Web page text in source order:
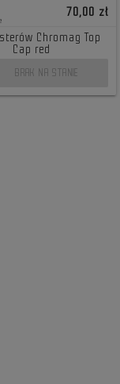
70,00 zł
Chromag Top
Cap red
BRAK NA STANIE